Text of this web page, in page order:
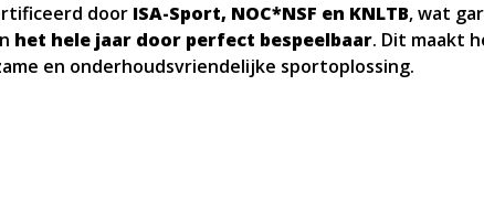
door ISA-Sport, NOC*NSF en KNLTB, wat
het hele jaar door perfect bespeelbaar. Dit maakt
en onderhoudsvriendelijke sportoplossing.